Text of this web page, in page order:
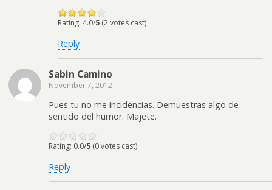
Rating: 4.0/5 (2 votes cast)
Reply
Sabin Camino
November 7, 2012
Pues tu no me incidencias. Demuestras algo de
sentido del humor. Majete.
Rating: 0.0/5 (0 votes cast)
Reply